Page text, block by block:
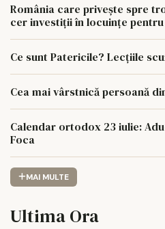
România care privește spre
cer investiții în locuințe
Ce sunt Patericile? Lecțiile
Cea mai vârstnică persoană
Calendar ortodox 23 iulie:
Foca
MAI MULTE
Ultima Ora